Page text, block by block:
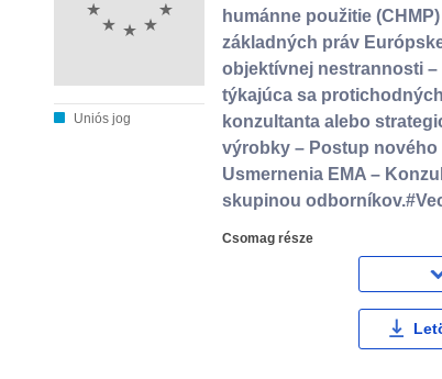
Uniós jog
humánne použitie
základných práv
objektívnej nestrannosti
týkajúca sa
konzultanta alebo
výrobky – Postup nového
Usmernenia EMA –
skupinou
Csomag része